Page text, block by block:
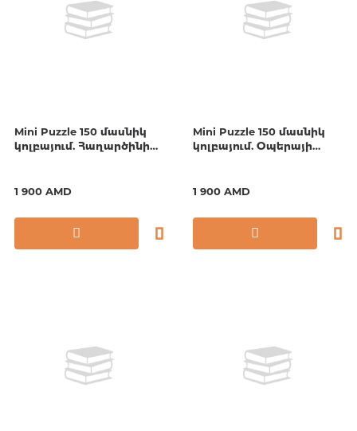
Mini Puzzle 150 մասնիկ
կոլբայում. Հաղարծինի
1 900 AMD
Mini Puzzle 150 մասնիկ
կոլբայում. Օպերայի
1 900 AMD